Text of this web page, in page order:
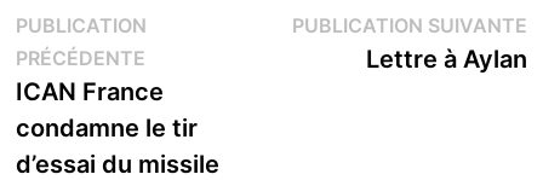
Navigation
de
l’article
PUBLICATION
PRÉCÉDENTEPublication
précédente :
ICAN France
condamne le tir
d’essai du missile
PUBLICATION SUIVANTE
Lettre à Aylan